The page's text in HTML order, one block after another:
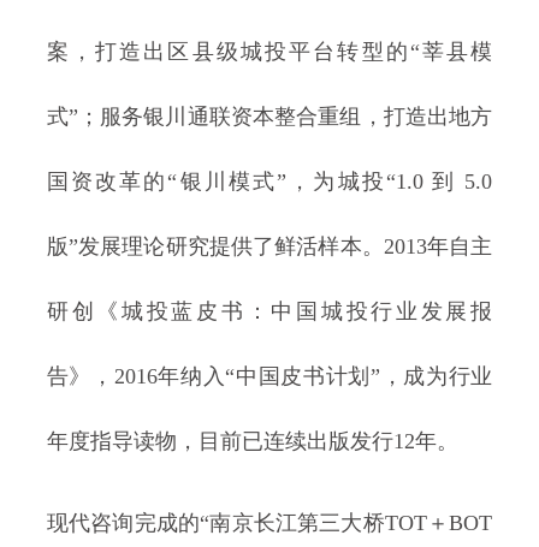
案，打造出区县级城投平台转型的“莘县模
式”；服务银川通联资本整合重组，打造出地方
国资改革的“银川模式”，为城投“1.0 到 5.0
版”发展理论研究提供了鲜活样本。2013年自主
研创《城投蓝皮书：中国城投行业发展报
告》，2016年纳入“中国皮书计划”，成为行业
年度指导读物，目前已连续出版发行12年。
现代咨询完成的“南京长江第三大桥TOT＋BOT